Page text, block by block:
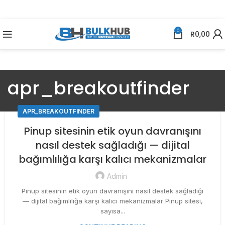
0 R0,00
apr_breakoutfinder
APR_BREAKOUTFINDER
Pinup sitesinin etik oyun davranışını
nasıl destek sağladığı — dijital
bağımlılığa karşı kalıcı mekanizmalar
Admin
Pinup sitesinin etik oyun davranışını nasıl destek sağladığı
— dijital bağımlılığa karşı kalıcı mekanizmalar Pinup sitesi,
sayısa...